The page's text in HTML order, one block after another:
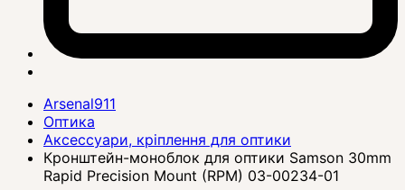
Arsenal911
Оптика
Аксессуари, кріплення для оптики
Кронштейн-моноблок для оптики Samson 30mm
Rapid Precision Mount (RPM) 03-00234-01